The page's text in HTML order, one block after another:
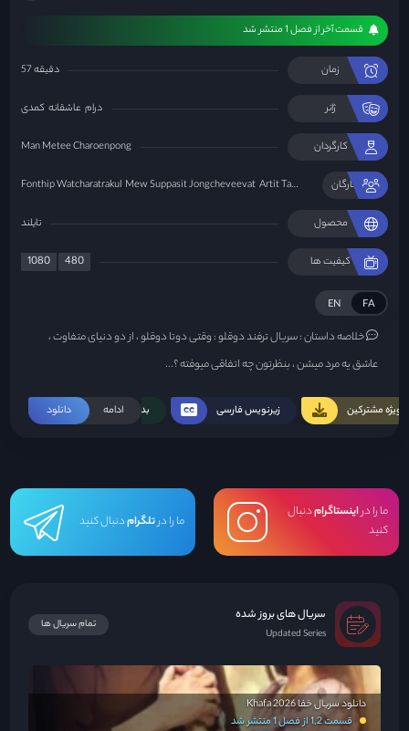
قسمت آخر از فصل 1 منتشر شد
زمان 57 دقیقه
ژانر درام عاشقانه کمدی
کارگردان Man Metee Charoenpong
ستارگان Fonthip Watcharatrakul Mew Suppasit Jongcheveevat Artit Tangwiboonpanit Lily
محصول تایلند
کیفیت ها 1080 480
FA
EN
خلاصه داستان :سریال ترفند دوقلو : وقتی دوتا دوقلو ، از دو دنیای متفاوت ،
عاشق یه مرد میشن ، بنظرتون چه اتفاقی میوفته ؟...
ادامه دانلود ویژه مشترکین زیرنویس فارسی بدون سانسور
ما را دراینستاگرامدنبال
کنید
ما را درتلگرامدنبال کنید
سریال های بروز شده
Updated Series
تمام سریال ها
دانلود سریال خفا Khafa 2026
قسمت 1,2 از فصل 1 منتشر شد